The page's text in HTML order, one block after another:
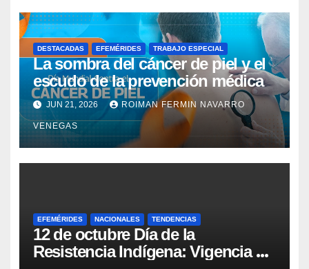
DESTACADAS EFEMÉRIDES TRABAJO ESPECIAL
La sombra del cáncer de piel y el
escudo de la prevención médica
JUN 21, 2026 ROIMAN FERMIN NAVARRO
VENEGAS
EFEMÉRIDES NACIONALES TENDENCIAS
12 de octubre Día de la
Resistencia Indígena: Vigencia de